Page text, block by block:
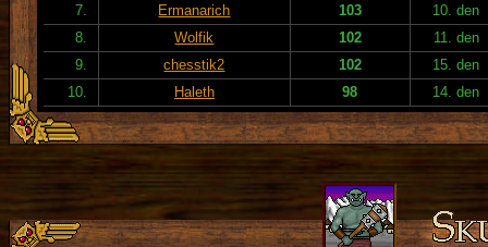
7.
Ermanarich 103
10. den
8.
Wolfik 102
11. den
9.
chesstik2 102
15. den
10.
Haleth 98 14. den